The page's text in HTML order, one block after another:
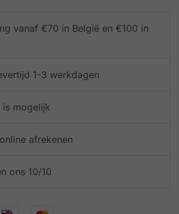
vanaf €70 in België en €100 in
1-3 werkdagen
is mogelijk
afrekenen
ons 10/10